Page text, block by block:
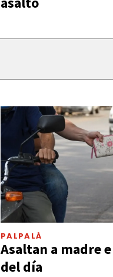
PALPALÁ
Asaltan a madre
del día